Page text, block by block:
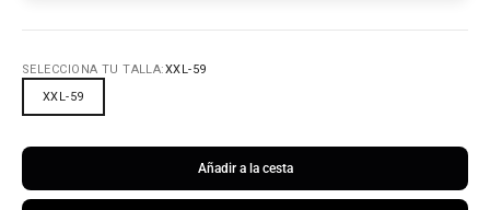
SELECCIONA TU TALLA:XXL-59
XXL-59
Añadir a la cesta